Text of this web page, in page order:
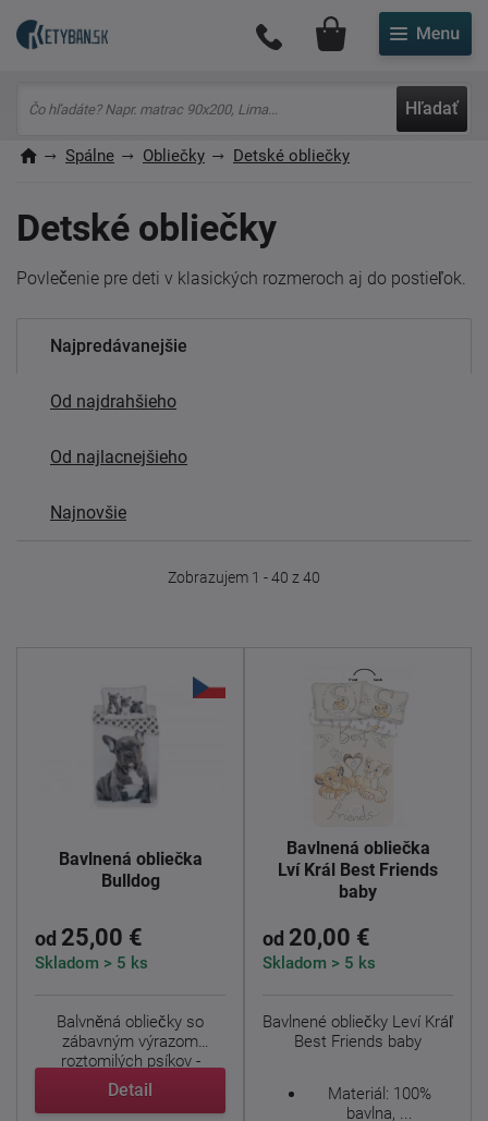
Hľadať
Môj účet
Spálne Obliečky Detské obliečky
Detské obliečky
Povlečenie pre deti v klasických rozmeroch aj do postieľok.
Najpredávanejšie
Od najdrahšieho
Od najlacnejšieho
Najnovšie
Zobrazujem 1 - 40 z 40
Bavlnená obliečka
Bulldog
od 25,00 €
Skladom > 5 ks
Balvněná obliečky so
zábavným výrazom
roztomilých psíkov -
Bulldog. ...
Detail
Bavlnená obliečka
Lví Král Best Friends
baby
od 20,00 €
Skladom > 5 ks
Bavlnené obliečky Leví Kráľ
Best Friends baby
Materiál: 100%
bavlna, ...